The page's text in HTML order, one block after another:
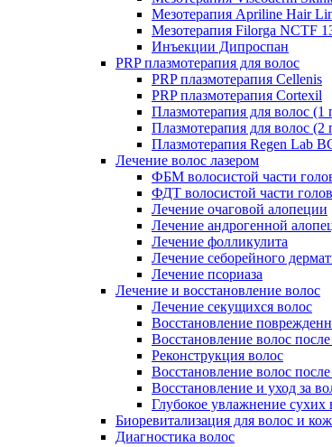
Мезотерапия Apriline Hair
Мезотерапия Filorga NCTF
Инъекции Дипроспан
PRP плазмотерапия для волос
PRP плазмотерапия Cellenis
PRP плазмотерапия Cortexil
Плазмотерапия для волос (1
Плазмотерапия для волос (2
Плазмотерапия Regen Lab
Лечение волос лазером
ФБМ волосистой части
ФДТ волосистой части
Лечение очаговой алопеции
Лечение андрогенной
Лечение фолликулита
Лечение себорейного
Лечение псориаза
Лечение и восстановление волос
Лечение секущихся волос
Восстановление
Восстановление волос
Реконструкция волос
Восстановление волос
Восстановление и уход за
Глубокое увлажнение сухих
Биоревитализация для волос и
Диагностика волос